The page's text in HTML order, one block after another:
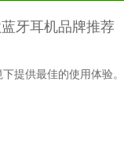
牙耳机品牌推荐
提供最佳的使用体验